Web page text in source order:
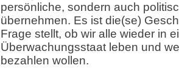
persönliche, sondern auch
übernehmen. Es ist die(se)
Frage stellt, ob wir alle wieder in
Überwachungsstaat leben und
bezahlen wollen.